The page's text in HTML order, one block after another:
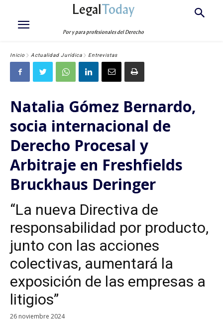
LegalToday
Por y para profesionales del Derecho
Inicio Actualidad Jurídica Entrevistas
Natalia Gómez Bernardo,
socia internacional de
Derecho Procesal y
Arbitraje en Freshfields
Bruckhaus Deringer
“La nueva Directiva de
responsabilidad por producto,
junto con las acciones
colectivas, aumentará la
exposición de las empresas a
litigios”
26 noviembre 2024